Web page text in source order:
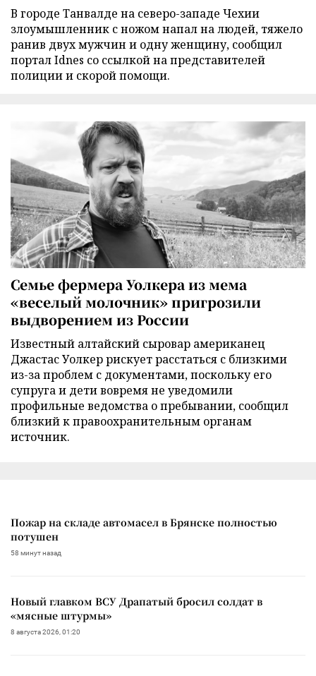
В городе Танвалде на северо-западе Чехии
злоумышленник с ножом напал на людей, тяжело
ранив двух мужчин и одну женщину, сообщил
портал Idnes со ссылкой на представителей
полиции и скорой помощи.
Семье фермера Уолкера из мема
«веселый молочник» пригрозили
выдворением из России
Известный алтайский сыровар американец
Джастас Уолкер рискует расстаться с близкими
из-за проблем с документами, поскольку его
супруга и дети вовремя не уведомили
профильные ведомства о пребывании, сообщил
близкий к правоохранительным органам
источник.
Пожар на складе автомасел в Брянске полностью
потушен
58 минут назад
Новый главком ВСУ Драпатый бросил солдат в
«мясные штурмы»
8 августа 2026, 01:20